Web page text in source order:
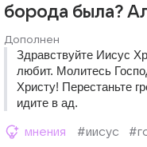
борода была?
Дополнен
Здравствуйте Иисус
любит. Молитесь
Христу! Перестаньте
идите в ад.
мнения #иисус